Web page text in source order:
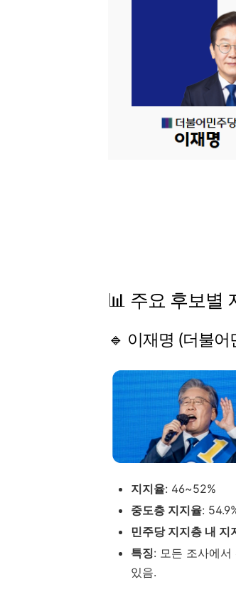
📊 주요 후보별
🔹 이재명 (더불어
지지율: 46~52%
중도층 지지율:
민주당 지지층 내 지
특징: 모든 조사에서
있음.